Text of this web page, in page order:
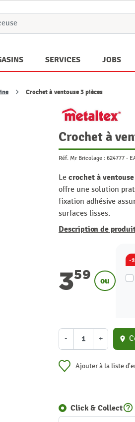
SERVICES JOBS
Crochet à ventouse 3 pièces
Crochet à
Réf. Mr Bricolage : 624777 -
Le crochet à ventouse
offre une solution
fixation adhésive
surfaces lisses.
Description de
359 ou
-
- + location_on
Ajouter à la liste
Click & Collecthelp_outline